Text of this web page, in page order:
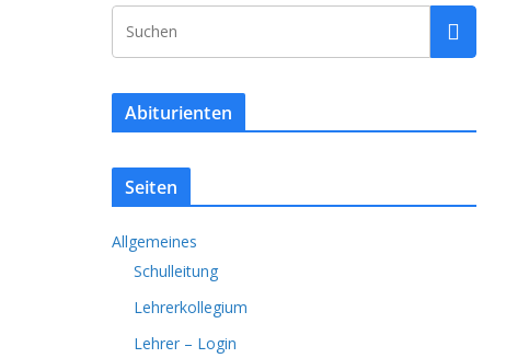
Abiturienten
Seiten
Allgemeines
Schulleitung
Lehrerkollegium
Lehrer – Login